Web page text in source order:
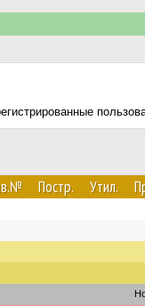
Постр. Утил.